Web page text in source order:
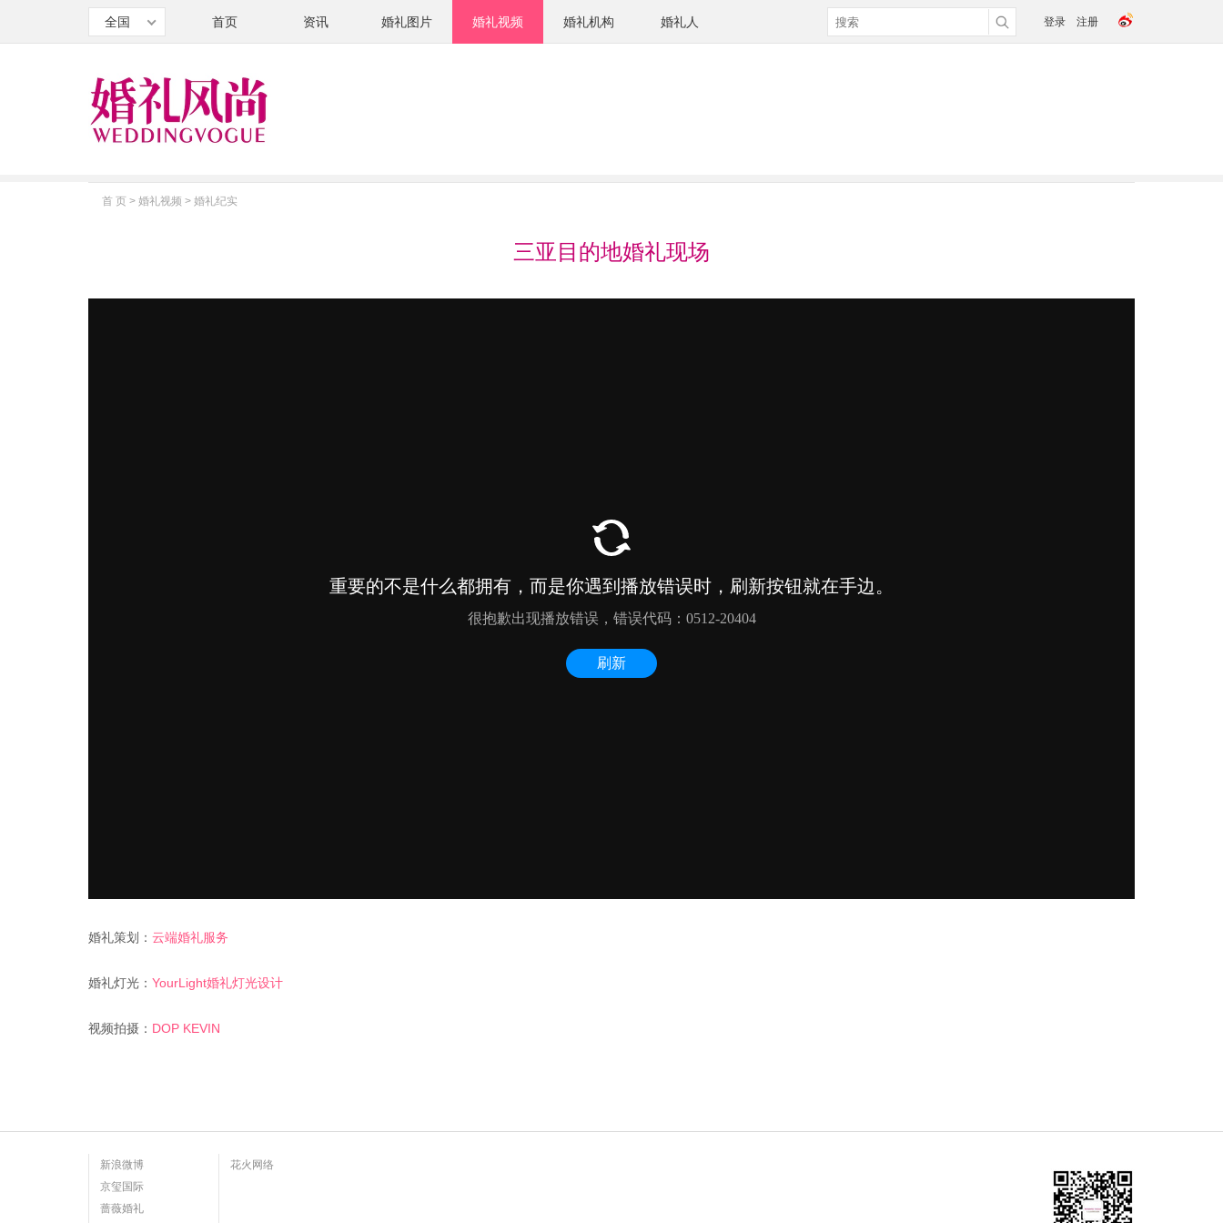
全国 首页 资讯 婚礼图片 婚礼视频 婚礼机构 婚礼人 登录 注册
首 页 > 婚礼视频 > 婚礼纪实
三亚目的地婚礼现场
婚礼策划： 云端婚礼服务
婚礼灯光： YourLight婚礼灯光设计
视频拍摄： DOP KEVIN
新浪微博
京玺国际
蔷薇婚礼
花火网络